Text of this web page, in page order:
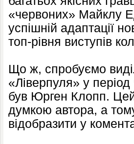
«червоних» Майклу
успішній адаптації
топ-рівня виступів
Що ж, спробуємо
«Ліверпуля» у
був Юрген Клопп.
думкою автора, а
відобразити у